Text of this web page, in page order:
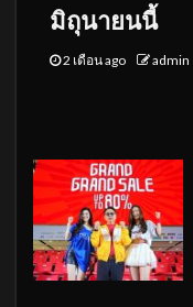
มิถุนายนนี้
2 เดือน ago admin